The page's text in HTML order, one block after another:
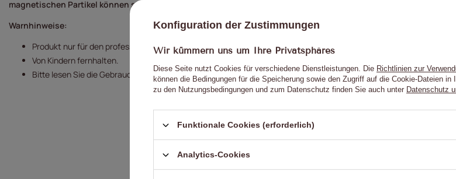
magnetischen Partikel können sich am Boden der Flasche absetzen.
Warnhinweise:
Produkt nur für den professionellen Gebrauch.
Von Kindern fernhalten.
Bitte lesen Sie die Gebrauchsanweisung sorgfältig durch.
Ihre Bewertung
Konfiguration der Zustimmungen
Wir kümmern uns um Ihre Privatsphäres
Diese Seite nutzt Cookies für verschiedene Dienstleistungen. Die Richtlinien zur
können die Bedingungen für die Speicherung sowie den Zugriff auf die Cookie-Dateien
zu den Nutzungsbedingungen und zum Datenschutz finden Sie auch unter Datenschutz
Funktionale Cookies (erforderlich)
Analytics-Cookies